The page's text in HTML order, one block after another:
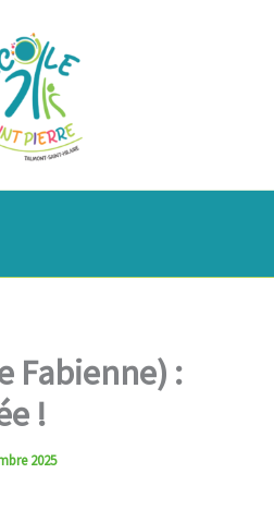
Fabienne) :
!
2025